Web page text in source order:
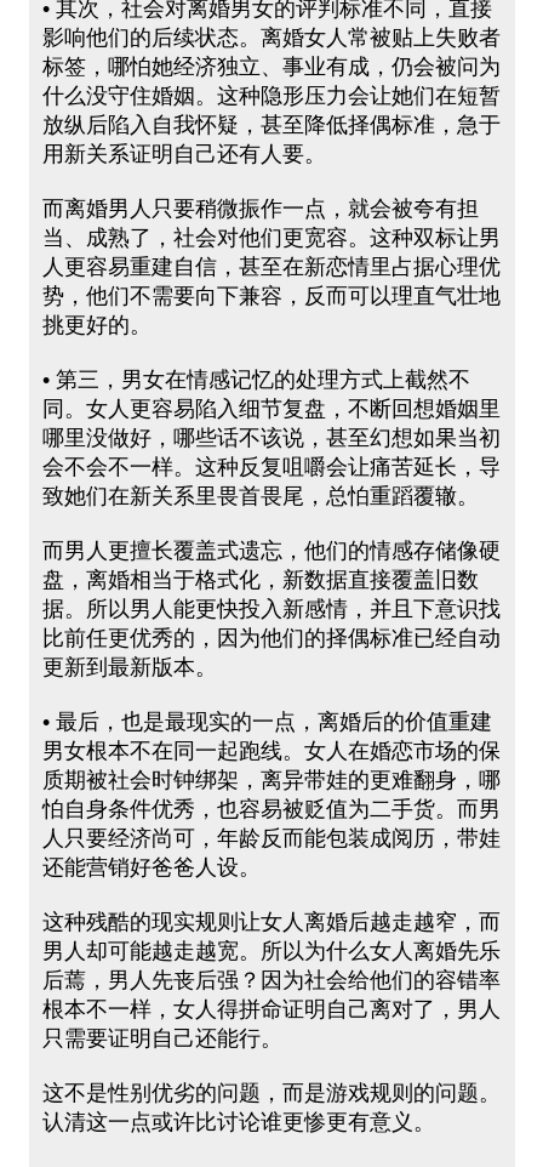
• 其次，社会对离婚男女的评判标准不同，直接
影响他们的后续状态。离婚女人常被贴上失败者
标签，哪怕她经济独立、事业有成，仍会被问为
什么没守住婚姻。这种隐形压力会让她们在短暂
放纵后陷入自我怀疑，甚至降低择偶标准，急于
用新关系证明自己还有人要。
而离婚男人只要稍微振作一点，就会被夸有担
当、成熟了，社会对他们更宽容。这种双标让男
人更容易重建自信，甚至在新恋情里占据心理优
势，他们不需要向下兼容，反而可以理直气壮地
挑更好的。
• 第三，男女在情感记忆的处理方式上截然不
同。女人更容易陷入细节复盘，不断回想婚姻里
哪里没做好，哪些话不该说，甚至幻想如果当初
会不会不一样。这种反复咀嚼会让痛苦延长，导
致她们在新关系里畏首畏尾，总怕重蹈覆辙。
而男人更擅长覆盖式遗忘，他们的情感存储像硬
盘，离婚相当于格式化，新数据直接覆盖旧数
据。所以男人能更快投入新感情，并且下意识找
比前任更优秀的，因为他们的择偶标准已经自动
更新到最新版本。
• 最后，也是最现实的一点，离婚后的价值重建
男女根本不在同一起跑线。女人在婚恋市场的保
质期被社会时钟绑架，离异带娃的更难翻身，哪
怕自身条件优秀，也容易被贬值为二手货。而男
人只要经济尚可，年龄反而能包装成阅历，带娃
还能营销好爸爸人设。
这种残酷的现实规则让女人离婚后越走越窄，而
男人却可能越走越宽。所以为什么女人离婚先乐
后蔫，男人先丧后强？因为社会给他们的容错率
根本不一样，女人得拼命证明自己离对了，男人
只需要证明自己还能行。
这不是性别优劣的问题，而是游戏规则的问题。
认清这一点或许比讨论谁更惨更有意义。